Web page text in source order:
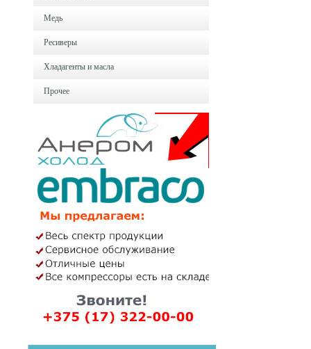
Медь
Ресиверы
Хладагенты и масла
Прочее